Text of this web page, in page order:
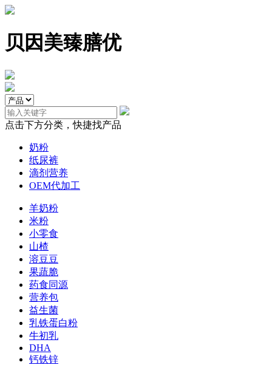
贝因美臻膳优
点击下方分类，快捷找产品
奶粉
纸尿裤
滴剂营养
OEM代加工
羊奶粉
米粉
小零食
山楂
溶豆豆
果蔬脆
药食同源
营养包
益生菌
乳铁蛋白粉
牛初乳
DHA
钙铁锌